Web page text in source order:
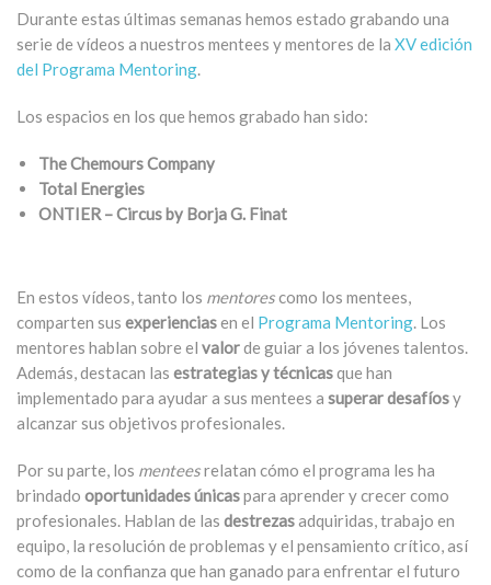
Durante estas últimas semanas hemos estado grabando una
serie de vídeos a nuestros mentees y mentores de la XV edición
del Programa Mentoring.
Los espacios en los que hemos grabado han sido:
The Chemours Company
Total Energies
ONTIER – Circus by Borja G. Finat
En estos vídeos, tanto los mentorescomo los mentees,
comparten sus experienciasen el Programa Mentoring. Los
mentores hablan sobre el valorde guiar a los jóvenes talentos.
Además, destacan las estrategias y técnicasque han
implementado para ayudar a sus mentees a superar desafíosy
alcanzar sus objetivos profesionales.
Por su parte, los menteesrelatan cómo el programa les ha
brindado oportunidades únicaspara aprender y crecer como
profesionales. Hablan de las destrezasadquiridas, trabajo en
equipo, la resolución de problemas y el pensamiento crítico, así
como de la confianza que han ganado para enfrentar el futuro